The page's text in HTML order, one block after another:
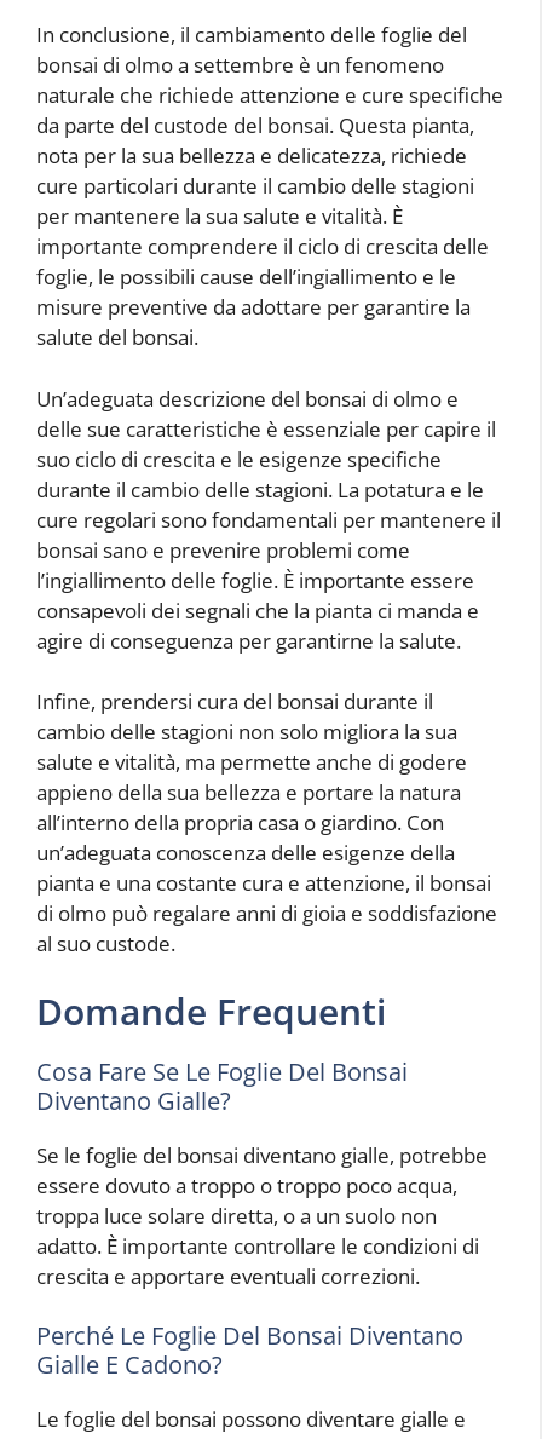
In conclusione, il cambiamento delle foglie del
bonsai di olmo a settembre è un fenomeno
naturale che richiede attenzione e cure specifiche
da parte del custode del bonsai. Questa pianta,
nota per la sua bellezza e delicatezza, richiede
cure particolari durante il cambio delle stagioni
per mantenere la sua salute e vitalità. È
importante comprendere il ciclo di crescita delle
foglie, le possibili cause dell’ingiallimento e le
misure preventive da adottare per garantire la
salute del bonsai.
Un’adeguata descrizione del bonsai di olmo e
delle sue caratteristiche è essenziale per capire il
suo ciclo di crescita e le esigenze specifiche
durante il cambio delle stagioni. La potatura e le
cure regolari sono fondamentali per mantenere il
bonsai sano e prevenire problemi come
l’ingiallimento delle foglie. È importante essere
consapevoli dei segnali che la pianta ci manda e
agire di conseguenza per garantirne la salute.
Infine, prendersi cura del bonsai durante il
cambio delle stagioni non solo migliora la sua
salute e vitalità, ma permette anche di godere
appieno della sua bellezza e portare la natura
all’interno della propria casa o giardino. Con
un’adeguata conoscenza delle esigenze della
pianta e una costante cura e attenzione, il bonsai
di olmo può regalare anni di gioia e soddisfazione
al suo custode.
Domande Frequenti
Cosa Fare Se Le Foglie Del Bonsai
Diventano Gialle?
Se le foglie del bonsai diventano gialle, potrebbe
essere dovuto a troppo o troppo poco acqua,
troppa luce solare diretta, o a un suolo non
adatto. È importante controllare le condizioni di
crescita e apportare eventuali correzioni.
Perché Le Foglie Del Bonsai Diventano
Gialle E Cadono?
Le foglie del bonsai possono diventare gialle e